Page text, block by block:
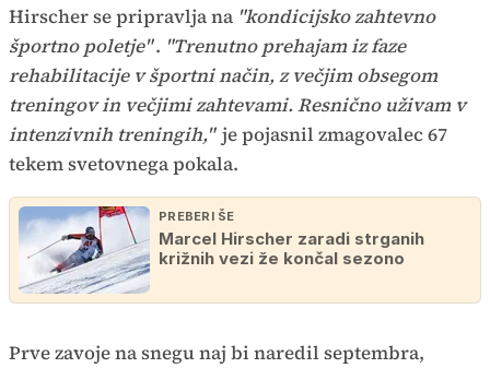
Hirscher se pripravlja na "kondicijsko zahtevno
športno poletje". "Trenutno prehajam iz faze
rehabilitacije v športni način, z večjim obsegom
treningov in večjimi zahtevami. Resnično uživam v
intenzivnih treningih," je pojasnil zmagovalec 67
tekem svetovnega pokala.
PREBERI ŠE
Marcel Hirscher zaradi strganih
križnih vezi že končal sezono
Prve zavoje na snegu naj bi naredil septembra,